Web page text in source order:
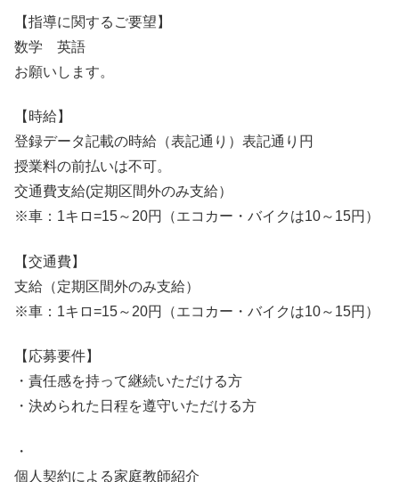
【指導に関するご要望】
数学 英語
お願いします。
【時給】
登録データ記載の時給（表記通り）表記通り円
授業料の前払いは不可。
交通費支給(定期区間外のみ支給）
※車：1キロ=15～20円（エコカー・バイクは10～15円）
【交通費】
支給（定期区間外のみ支給）
※車：1キロ=15～20円（エコカー・バイクは10～15円）
【応募要件】
・責任感を持って継続いただける方
・決められた日程を遵守いただける方
・
個人契約による家庭教師紹介